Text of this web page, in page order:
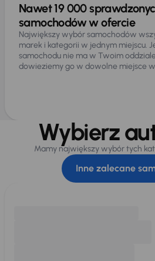
Nawet 19 000
samochodów w ofercie
Największy wybór samochodów
marek i kategorii w jednym miejscu.
samochodu nie ma w Twoim
dowieziemy go w dowolne miejsce w
Wybierz
Mamy największy wybór tych
Inne zalecane